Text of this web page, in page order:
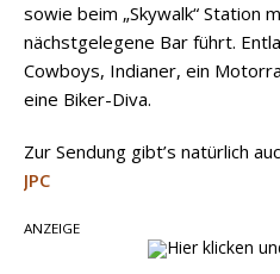
sowie beim „Skywalk“ Station
nächstgelegene Bar führt.
Cowboys, Indianer, ein
eine Biker-Diva.
Zur Sendung gibt’s natürlich
JPC
ANZEIGE